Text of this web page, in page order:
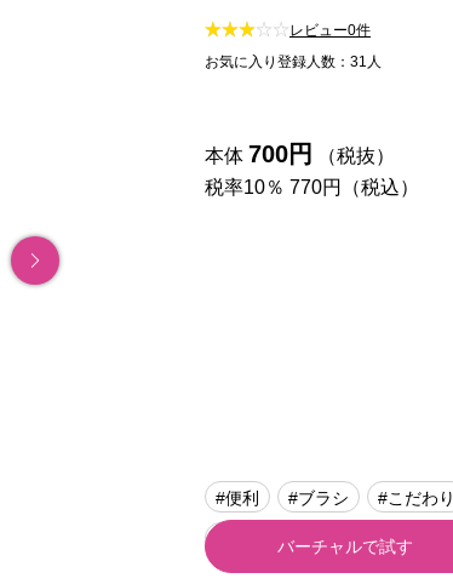
レビュー0件
お気に入り登録人数：31人
本体 700円
（税抜）
税率10％ 770円（税込）
#便利 #ブラシ #こだわり
#CANMAKE（キャンメイク）
バーチャルで試す